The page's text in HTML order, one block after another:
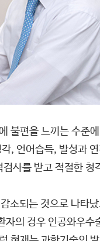
편을 느끼는 수준
, 언어습득, 발성과
사를 받고 적절한 청
소되는 것으로 나타
의 경우 인공와우